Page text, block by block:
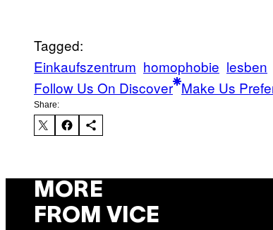
Tagged:
Einkaufszentrum homophobie lesben
Follow Us On Discover Make Us
Share:
MORE
FROM VICE